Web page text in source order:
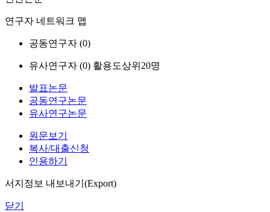
연구자 네트워크 맵
공동연구자 (0)
유사연구자 (0) 활용도상위20명
발표논문
공동연구논문
유사연구논문
원문보기
복사/대출신청
인용하기
서지정보 내보내기(Export)
닫기